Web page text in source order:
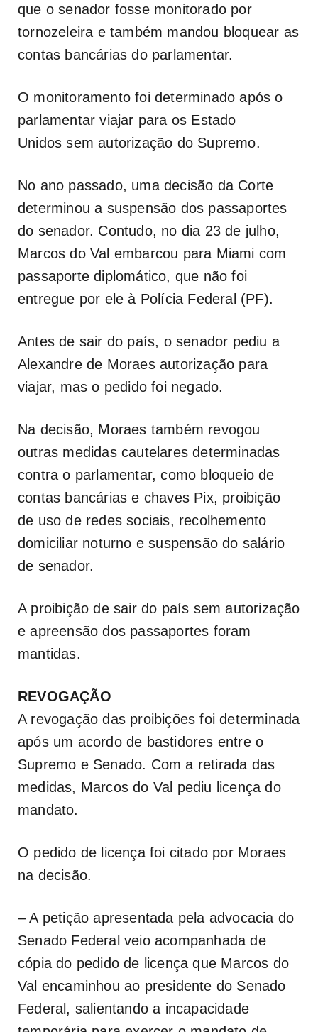
que o senador fosse monitorado por
tornozeleira e também mandou bloquear as
contas bancárias do parlamentar.
O monitoramento foi determinado após o
parlamentar viajar para os Estado
Unidos sem autorização do Supremo.
No ano passado, uma decisão da Corte
determinou a suspensão dos passaportes
do senador. Contudo, no dia 23 de julho,
Marcos do Val embarcou para Miami com
passaporte diplomático, que não foi
entregue por ele à Polícia Federal (PF).
Antes de sair do país, o senador pediu a
Alexandre de Moraes autorização para
viajar, mas o pedido foi negado.
Na decisão, Moraes também revogou
outras medidas cautelares determinadas
contra o parlamentar, como bloqueio de
contas bancárias e chaves Pix, proibição
de uso de redes sociais, recolhemento
domiciliar noturno e suspensão do salário
de senador.
A proibição de sair do país sem autorização
e apreensão dos passaportes foram
mantidas.
REVOGAÇÃO
A revogação das proibições foi determinada
após um acordo de bastidores entre o
Supremo e Senado. Com a retirada das
medidas, Marcos do Val pediu licença do
mandato.
O pedido de licença foi citado por Moraes
na decisão.
– A petição apresentada pela advocacia do
Senado Federal veio acompanhada de
cópia do pedido de licença que Marcos do
Val encaminhou ao presidente do Senado
Federal, salientando a incapacidade